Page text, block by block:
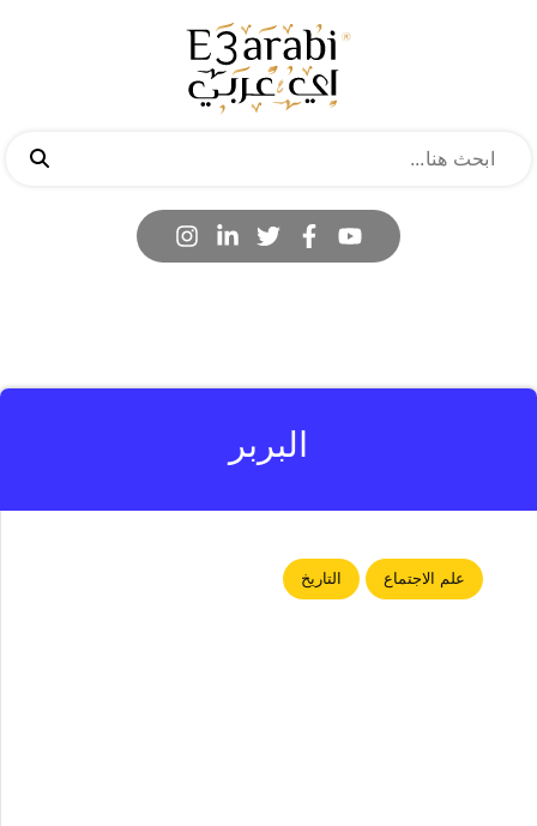
البربر
علم الاجتماع التاريخ